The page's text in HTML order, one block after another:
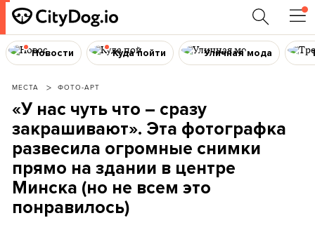
Новости Куда пойти Уличная мода
МЕСТА ФОТО-АРТ
«У нас чуть что – сразу
закрашивают». Эта фотографка
развесила огромные снимки
прямо на здании в центре
Минска (но не всем это
понравилось)